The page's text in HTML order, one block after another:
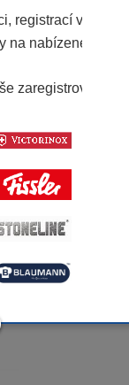
- Fissler
registrací v
na nabízené
zaregistrovat.
-5%